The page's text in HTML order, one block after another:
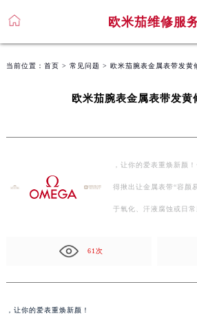
欧米茄维修服
当前位置： 首页 > 常见问题 > 欧米茄腕表金属表带发黄
欧米茄腕表金属表带发黄
，让你的爱表重焕新颜
得揪出让金属表带“容颜
于氧化、汗液腐蚀或日
61次
，让你的爱表重焕新颜！